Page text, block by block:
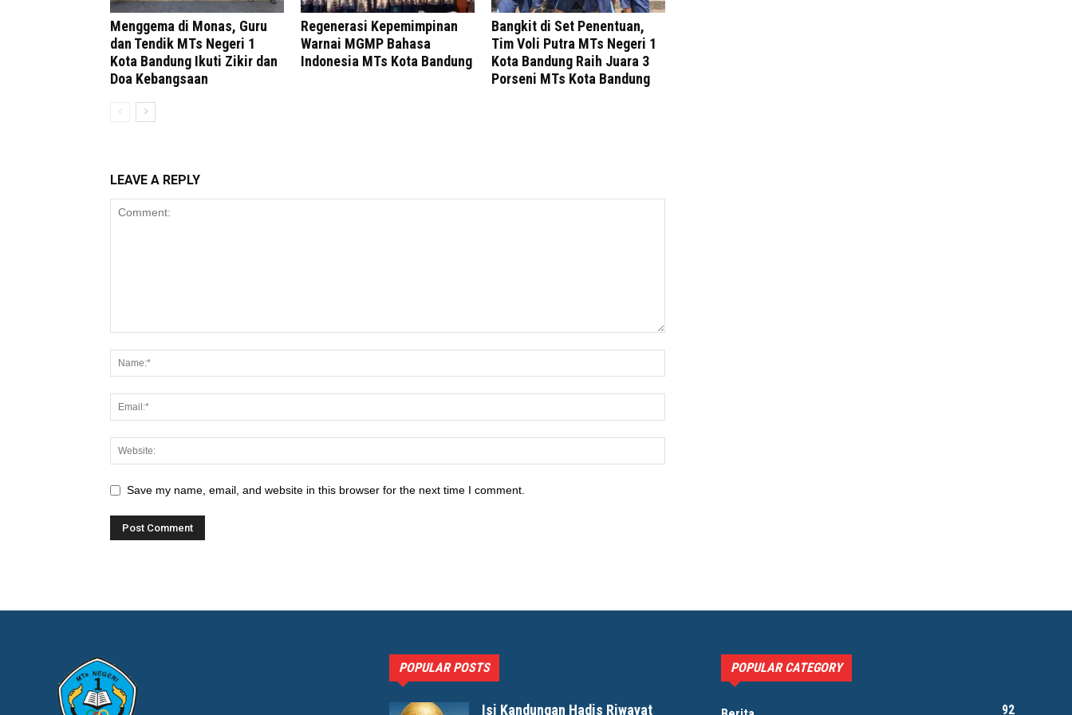
Menggema di Monas, Guru
dan Tendik MTs Negeri 1
Kota Bandung Ikuti Zikir dan
Doa Kebangsaan
Regenerasi Kepemimpinan
Warnai MGMP Bahasa
Indonesia MTs Kota Bandung
Bangkit di Set Penentuan,
Tim Voli Putra MTs Negeri 1
Kota Bandung Raih Juara 3
Porseni MTs Kota Bandung
LEAVE A REPLY
Save my name, email, and website in this browser for the next time I comment.
POPULAR POSTS
Isi Kandungan Hadis Riwayat
POPULAR CATEGORY
92